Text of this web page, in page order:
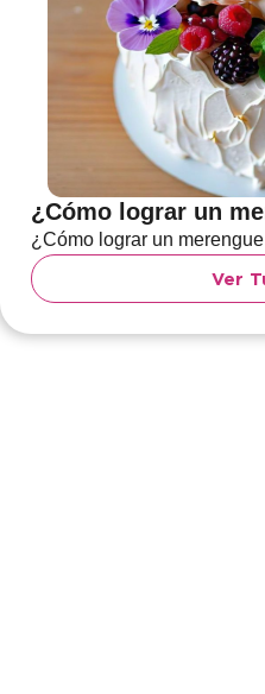
¿Cómo lograr un
¿Cómo lograr un
Ver